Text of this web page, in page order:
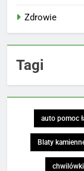
Zdrowie
Tagi
auto pomoc
Blaty